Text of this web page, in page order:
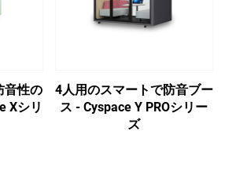
音性の
Xシリ
4人用のスマートで防音ブー
ス - Cyspace Y PROシリー
ズ